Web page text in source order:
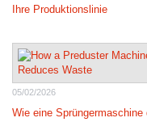
Ihre Produktionslinie
05/02/2026
Wie eine